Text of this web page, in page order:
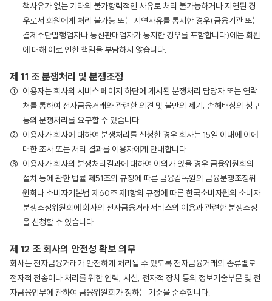
책사유가 없는 기타의 불가항력적인 사유로 처리 불가능하거나 지연된 경
우로서 회원에게 처리 불가능 또는 지연사유를 통지한 경우(금융기관 또는
결제수단발행업자나 통신판매업자가 통지한 경우를 포함합니다)에는 회원
에 대해 이로 인한 책임을 부담하지 않습니다.
제 11 조 분쟁처리 및 분쟁조정
이용자는 회사의 서비스 페이지 하단에 게시된 분쟁처리 담당자 또는 연락
처를 통하여 전자금융거래와 관련한 의견 및 불만의 제기, 손해배상의 청구
등의 분쟁처리를 요구할 수 있습니다.
이용자가 회사에 대하여 분쟁처리를 신청한 경우 회사는 15일 이내에 이에
대한 조사 또는 처리 결과를 이용자에게 안내합니다.
이용자가 회사의 분쟁처리결과에 대하여 이의가 있을 경우 금융위원회의
설치 등에 관한 법률 제51조의 규정에 따른 금융감독원의 금융분쟁조정위
원회나 소비자기본법 제60조 제1항의 규정에 따른 한국소비자원의 소비자
분쟁조정위원회에 회사의 전자금융거래서비스의 이용과 관련한 분쟁조정
을 신청할 수 있습니다.
제 12 조 회사의 안전성 확보 의무
회사는 전자금융거래가 안전하게 처리될 수 있도록 전자금융거래의 종류별로
전자적 전송이나 처리를 위한 인력, 시설, 전자적 장치 등의 정보기술부문 및 전
자금융업무에 관하여 금융위원회가 정하는 기준을 준수합니다.